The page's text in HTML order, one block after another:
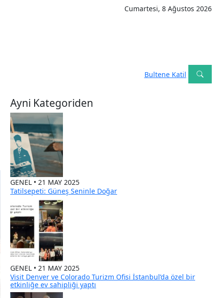
Cumartesi, 8 Ağustos 2026
Bultene Katil
Ayni Kategoriden
GENEL • 21 MAY 2025
Tatilsepeti: Güneş Seninle Doğar
GENEL • 21 MAY 2025
Visit Denver ve Colorado Turizm Ofisi İstanbul’da özel bir
etkinliğe ev sahipliği yaptı